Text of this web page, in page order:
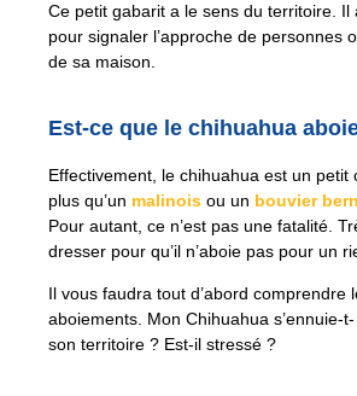
Ce petit gabarit a le sens du territoire. Il
pour signaler l’approche de personnes
de sa maison.
Est-ce que le chihuahua
Effectivement, le chihuahua est un petit
plus qu’un malinois ou un bouvier
Pour autant, ce n’est pas une fatalité.
dresser pour qu’il n’aboie pas pour un
Il vous faudra tout d’abord comprendre
aboiements. Mon Chihuahua s’ennuie-
son territoire ? Est-il stressé ?